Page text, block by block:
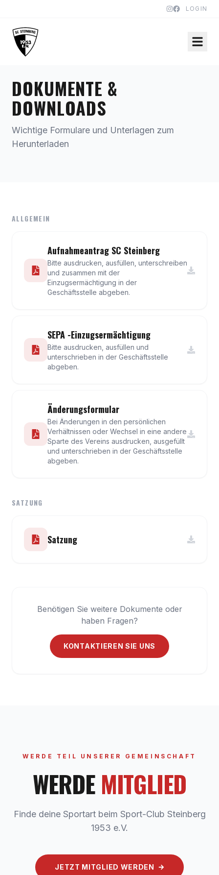
LOGIN
DOKUMENTE &
DOWNLOADS
Wichtige Formulare und Unterlagen zum
Herunterladen
ALLGEMEIN
Aufnahmeantrag SC Steinberg
Bitte ausdrucken, ausfüllen, unterschreiben
und zusammen mit der
Einzugsermächtigung in der
Geschäftsstelle abgeben.
SEPA -Einzugsermächtigung
Bitte ausdrucken, ausfüllen und
unterschrieben in der Geschäftsstelle
abgeben.
Änderungsformular
Bei Änderungen in den persönlichen
Verhältnissen oder Wechsel in eine andere
Sparte des Vereins ausdrucken, ausgefüllt
und unterschrieben in der Geschäftsstelle
abgeben.
SATZUNG
Satzung
Benötigen Sie weitere Dokumente oder
haben Fragen?
KONTAKTIEREN SIE UNS
WERDE TEIL UNSERER GEMEINSCHAFT
WERDEMITGLIED
Finde deine Sportart beim Sport-Club Steinberg
1953 e.V.
JETZT MITGLIED WERDEN